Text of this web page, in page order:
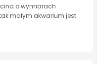
o wymiarach
małym akwarium jest